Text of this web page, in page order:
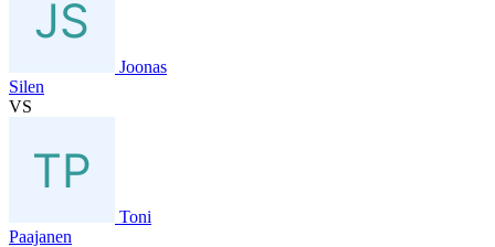
Joonas
Silen
VS
Toni
Paajanen